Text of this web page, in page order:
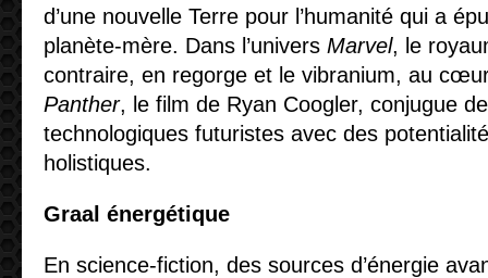
d’une nouvelle Terre pour l’humanité qui a
planète-mère. Dans l’univers Marvel, le
contraire, en regorge et le vibranium, au
Panther, le film de Ryan Coogler, conjugue
technologiques futuristes avec des
holistiques.
Graal énergétique
En science-fiction, des sources d’énergie